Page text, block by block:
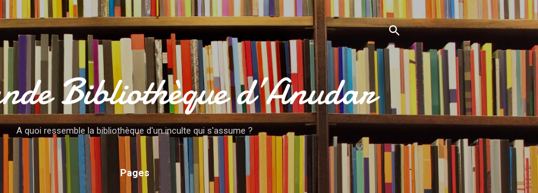
Accéder au contenu principal
Bibliothèque d’Anudar
A quoi ressemble la bibliothèque d'un inculte qui s'assume ?
Pages